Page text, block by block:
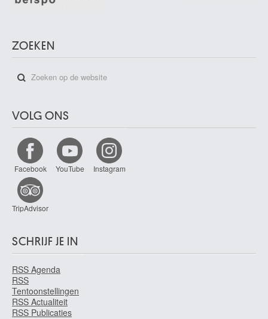
ZOEKEN
VOLG ONS
Facebook YouTube Instagram
TripAdvisor
SCHRIJF JE IN
RSS Agenda
RSS
Tentoonstellingen
RSS Actualiteit
RSS Publicaties